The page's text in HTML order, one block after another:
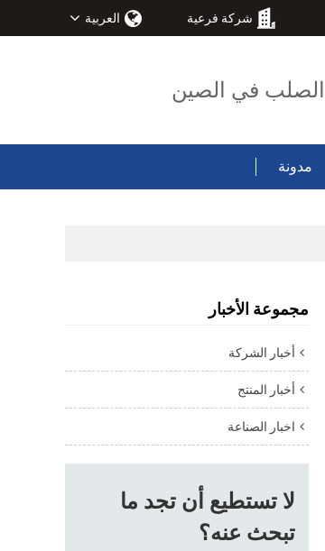
شركة فرعية العربية
الصلب في الصين
مدونة
مجموعة الأخبار
أخبار الشركة
أخبار المنتج
اخبار الصناعة
لا تستطيع أن تجد ما
تبحث عنه؟